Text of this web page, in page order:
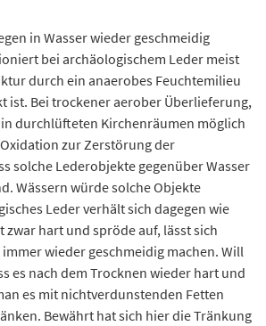
in Wasser wieder geschmeidig
bei archäologischem Leder meist
durch ein anaerobes Feuchtemilieu
ist. Bei trockener aerober Überlieferung,
durchlüfteten Kirchenräumen möglich
zur Zerstörung der
solche Lederobjekte gegenüber Wasser
Wässern würde solche Objekte
Leder verhält sich dagegen wie
zwar hart und spröde auf, lässt sich
wieder geschmeidig machen. Will
es nach dem Trocknen wieder hart und
es mit nichtverdunstenden Fetten
Bewährt hat sich hier die Tränkung